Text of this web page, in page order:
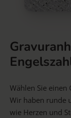
Wählen Sie einen
Wir haben runde
wie Herzen und